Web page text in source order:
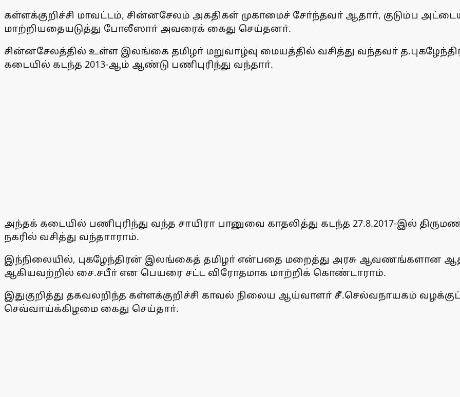
கள்ளக்குறிச்சி மாவட்டம், சின்னசேலம் அகதிகள் முகாமைச் சோ்ந்தவா் ஆதாா், குடும்ப
மாற்றியதையடுத்து போலீஸாா் அவரைக் கைது செய்தனா்.
சின்னசேலத்தில் உள்ள இலங்கை தமிழா் மறுவாழ்வு மையத்தில் வசித்து வந்தவா்
கடையில் கடந்த 2013-ஆம் ஆண்டு பணிபுரிந்து வந்தாா்.
அந்தக் கடையில் பணிபுரிந்து வந்த சாயிரா பானுவை காதலித்து கடந்த 27.8.2017-இல்
நகரில் வசித்து வந்தாாராம்.
இந்நிலையில், புகழேந்திரன் இலங்கைத் தமிழா் என்பதை மறைத்து அரசு ஆவணங்களான
ஆகியவற்றில் சை.சபீா் என பெயரை சட்ட விரோதமாக மாற்றிக் கொண்டாராம்.
இதுகுறித்து தகவலறிந்த கள்ளக்குறிச்சி காவல் நிலைய ஆய்வாளா் சீ.செல்வநாயகம் வழக்குப்
செவ்வாய்க்கிழமை கைது செய்தாா்.